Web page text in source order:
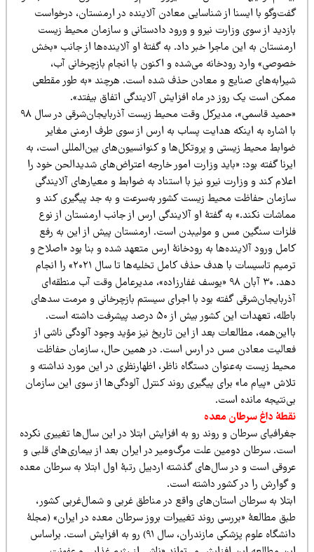
با ایسنا از شناسایی معادن آلاینده در ارمنستان، درخواست
از سوی وزارت نیرو و ورود دادستانی و سازمان محیط زیست
به این ماجرا خبر داد. به گفتۀ او آلاینده‌ها از جانب «بخش
وارد رودخانه می‌شده و اکنون با انجام بازچرخانی آب،
صنایع و معادن حذف شده است. هرچند «به طور مقطعی
است یک روز در ماه افزایش آلایندگی اتفاق بیفتد».
«حمید قاسمی»، مدیرکل وقت محیط زیست آذربایجان‌شرقی در سال ۹۸
اشاره به اینکه هدایت پساب به ارس از سوی طرف ارمنی مغایر
محیط زیستی و پروتکل‌ها و کنوانسیون‌های بین‌المللی است، به
گفته بود: «باید وزارت امور خارجه اعتراض‌‌های شدیدالحن خود را
کند و وزارت نیرو نیز با استناد به ضوابط و معیارهای آلایندگی
حفاظت محیط زیست کشور به‌سرعت و به جد پیگیری کند و
نکند.» به گفتۀ او آلایندگی ارس از جانب ارمنستان از نوع
سنگین مس و مولیبدن است. ارمنستان پیش از این به رفع
ورود آلاینده‌ها به رودخانۀ ارس متعهد شده و بنا بود «اصلاح و
ترمیم تاسیسات با هدف حذف کامل تخلیه‌ها تا سال ۲۰۲۱» را انجام
دهد. ۳۰ آبان ۹۸ «یوسف غفارزاده»، مدیرعامل وقت آب منطقه‌ای
گفته بود با اجرای سیستم بازچرخانی و مرمت سدهای
باطله، تعهدات این کشور بیش از ۵۰ درصد پیشرفت داشته است.
مطالعات بعد از این تاریخ نیز مؤید وجود آلودگی ناشی از
معادن مس در ارس است. در همین حال، سازمان حفاظت
زیست به‌عنوان دستگاه ناظر، اظهارنظری در این مورد نداشته و
«پیام ما» برای پیگیری روند کنترل آلودگی‌ها از سوی این سازمان
مانده است.
داغ سرطان معده
سرطان و روند رو به افزایش ابتلا در این سال‌ها تغییری نکرده
سرطان دومین علت مرگ‌ومیر در ایران بعد از بیماری‌های قلبی و
است و در سال‌های گذشته اردبیل رتبۀ اول ابتلا به سرطان معده
گوارش را در کشور داشته است.
به سرطان استان‌های واقع در مناطق غربی و شمال‌غربی کشور،
مطالعۀ «بررسی روند تغییرات بروز سرطان معده در ایران» (مجلۀ
دانشگاه علوم پزشکی مازندران، سال ۹۱) رو به افزایش است. براساس